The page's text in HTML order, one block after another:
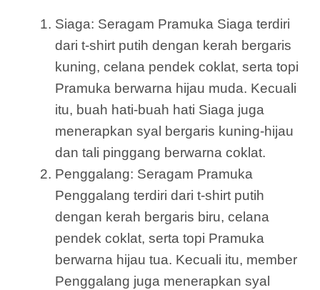
Siaga: Seragam Pramuka Siaga terdiri
dari t-shirt putih dengan kerah bergaris
kuning, celana pendek coklat, serta topi
Pramuka berwarna hijau muda. Kecuali
itu, buah hati-buah hati Siaga juga
menerapkan syal bergaris kuning-hijau
dan tali pinggang berwarna coklat.
Penggalang: Seragam Pramuka
Penggalang terdiri dari t-shirt putih
dengan kerah bergaris biru, celana
pendek coklat, serta topi Pramuka
berwarna hijau tua. Kecuali itu, member
Penggalang juga menerapkan syal